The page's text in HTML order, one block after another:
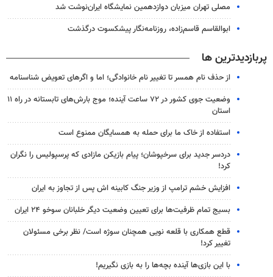
مصلی تهران میزبان دوازدهمین نمایشگاه ایران‌نوشت شد
ابوالقاسم قاسم‌زاده، روزنامه‌نگار پیشکسوت درگذشت
پربازدیدترین ها
از حذف نام همسر تا تغییر نام خانوادگی؛ اما و اگرهای تعویض شناسنامه
وضعیت جوی کشور در ۷۲ ساعت آینده؛ موج بارش‌های تابستانه در راه ۱۱
استان
استفاده از خاک ما برای حمله به همسایگان ممنوع است
دردسر جدید برای سرخپوشان؛ پیام بازیکن مازادی که پرسپولیس را نگران
کرد!
افزایش خشم ترامپ از وزیر جنگ کابینه اش پس از تجاوز به ایران
بسیج تمام ظرفیت‌ها برای تعیین وضعیت دیگر خلبانان سوخو ۲۴ ایران
قطع همکاری با قلعه نویی همچنان سوژه است/ نظر برخی مسئولان
تغییر کرد!
با این بازی‌ها آینده بچه‌ها را به بازی نگیریم!